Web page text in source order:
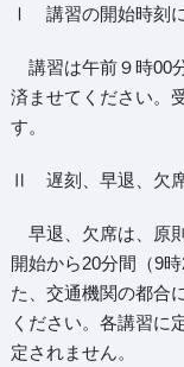
Ⅰ 講習の開始時刻
講習は午前９時00
済ませてください。
す。
Ⅱ 遅刻、早退、欠
早退、欠席は、原
開始から20分間（9
た、交通機関の都合
ください。各講習に
定されません。